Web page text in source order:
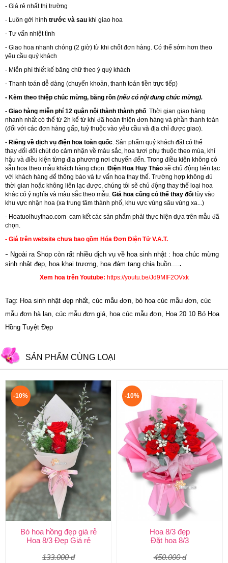
- Giá rẻ nhất thị trường
- Luôn gởi hình trước và sau khi giao hoa
- Tư vấn nhiệt tình
- Giao hoa nhanh chóng (2 giờ) từ khi chốt đơn hàng. Có thể sớm hơn theo
yêu cầu quý khách
- Miễn phí thiết kế băng chữ theo ý quý khách
- Thanh toán dễ dàng (chuyển khoản, thanh toán tiền trực tiếp)
- Kèm theo thiệp chúc mừng, băng rôn (nếu có nội dung chúc mừng).
- Giao hàng miễn phí 12 quận nội thành thành phố . Thời gian giao hàng
nhanh nhất có thể từ 2h kể từ khi đã hoàn thiện đơn hàng và phần thanh toán
(đối với các đơn hàng gấp, tuỳ thuộc vào yêu cầu và địa chỉ được giao).
- Riêng về dịch vụ điện hoa toàn quốc . Sản phẩm quý khách đặt có thể
thay đổi đôi chút do cảm nhận về màu sắc, hoa tươi phụ thuộc theo mùa, khí
hậu và điều kiện từng địa phương nơi chuyển đến. Trong điều kiện không có
sẵn hoa theo mẫu khách hàng chọn. Điện Hoa Huy Thảo sẽ chủ động liên lạc
với khách hàng để thông báo và tư vấn hoa thay thế. Trường hợp không đủ
thời gian hoặc không liên lạc được, chúng tôi sẽ chủ động thay thế loại hoa
khác có ý nghĩa và màu sắc theo mẫu. Giá hoa cũng có thể thay đổi tùy vào
khu vực nhận hoa (xa trung tâm thành phố, khu vực vùng sâu vùng xa...)
- Hoatuoihuythao.com cam kết các sản phẩm phải thực hiện dựa trên mẫu đã
chọn.
- Giá trên website chưa bao gồm Hóa Đơn Điện Tử V.A.T.
- Ngoài ra Shop còn rất nhiều dịch vụ về hoa sinh nhật : hoa chúc mừng
sinh nhật đẹp, hoa khai trương hoa đám tang chia buồn.... .
Xem hoa trên Youtube: https://youtu.be/Jd9MIF2OVxk
Tag: Hoa sinh nhật đẹp nhất, cúc mẫu đơn, bó hoa cúc mẫu đơn, cúc
mẫu đơn hà lan, cúc mẫu đơn giá, hoa cúc mẫu đơn, Hoa 20 10 Bó Hoa
Hồng Tuyệt Đẹp
SẢN PHẨM CÙNG LOẠI
-10%
Bó hoa hồng đẹp giá rẻ
Hoa 8/3 Đẹp Giá rẻ
133.000 đ
-10%
Hoa 8/3 đẹp
Đặt hoa 8/3
450.000 đ